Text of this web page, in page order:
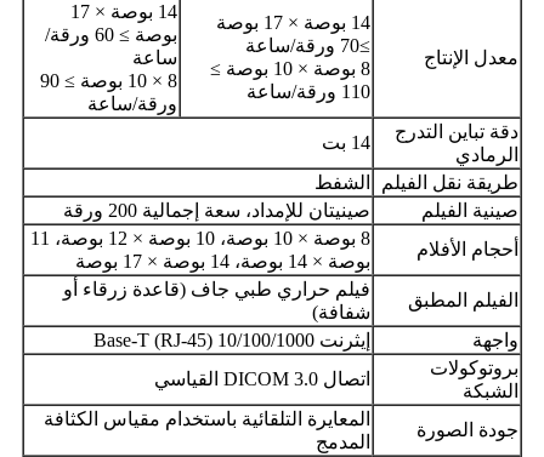
معدل الإنتاج
14 بوصة × 17 بوصة
≥70 ورقة/ساعة
8 بوصة × 10 بوصة ≥
110 ورقة/ساعة
14 بوصة × 17
بوصة ≥ 60 ورقة/
ساعة
8 × 10 بوصة ≥ 90
ورقة/ساعة
دقة تباين التدرج
الرمادي
14 بت
طريقة نقل الفيلم
الشفط
صينية الفيلم
صينيتان للإمداد، سعة إجمالية 200 ورقة
أحجام الأفلام
8 بوصة × 10 بوصة، 10 بوصة × 12 بوصة، 11
بوصة × 14 بوصة، 14 بوصة × 17 بوصة
الفيلم المطبق
فيلم حراري طبي جاف (قاعدة زرقاء أو
شفافة)
واجهة
إيثرنت 10/100/1000 Base-T (RJ-45)
بروتوكولات
الشبكة
اتصال DICOM 3.0 القياسي
جودة الصورة
المعايرة التلقائية باستخدام مقياس الكثافة
المدمج